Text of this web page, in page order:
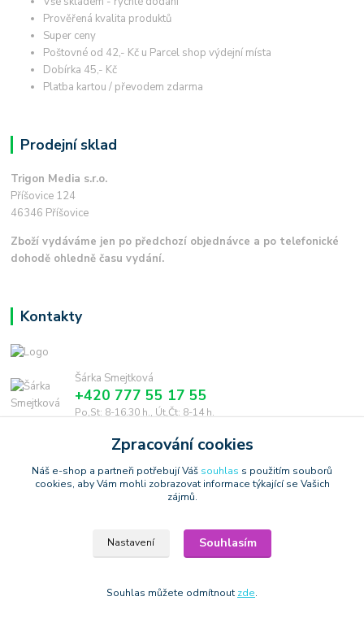
Prověřená kvalita produktů
Super ceny
Poštovné od 42,- Kč u Parcel shop výdejní místa
Dobírka 45,- Kč
Platba kartou / převodem zdarma
Prodejní sklad
Trigon Media s.r.o.
Příšovice 124
46346 Příšovice
Zboží vydáváme jen po předchozí objednávce a po telefonické
dohodě ohledně času vydání.
Kontakty
Šárka Smejtková
+420 777 55 17 55
Po,St: 8-16.30 h., Út,Čt: 8-14 h.
smejtkova@trigonmedia.cz
Copyright © 2006-2025 TrigonShop.cz - bez souhlasu nelze používat
Vytvořeno na
Eshop-rychle.cz
Zpracování cookies
Náš e-shop a partneři potřebují Váš souhlas s použitím souborů
cookies, aby Vám mohli zobrazovat informace týkající se Vašich
zájmů.
Nastavení Souhlasím
Souhlas můžete odmítnout zde.